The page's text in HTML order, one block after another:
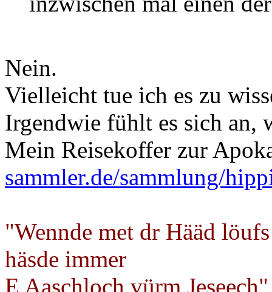
Nein.
Vielleicht tue ich es zu
Irgendwie fühlt es sich an,
Mein Reisekoffer zur
sammler.de/sammlung/
"Wennde met dr Hääd löufs
häsde immer
E Aaschloch vürm Jeseech"